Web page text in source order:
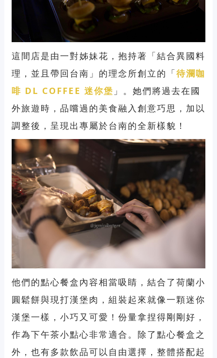
這間店是由一對姊妹花，抱持著「結合異國料
理，並且帶回台南」的理念所創立的「待瀾咖
啡 DL COFFEE 迷你堡 」。她們將過去在國
外旅遊時，品嚐過的美食融入創意巧思，加以
調整後，呈現出專屬於台南的全新樣貌！
他們的點心餐盒內容相當吸睛，結合了荷蘭小
圓鬆餅與現打漢堡肉，組裝起來就像一顆迷你
漢堡一樣，小巧又可愛！份量拿捏得剛剛好，
作為下午茶小點心非常適合。除了點心餐盒之
外，也有多款飲品可以自由選擇，整體搭配起